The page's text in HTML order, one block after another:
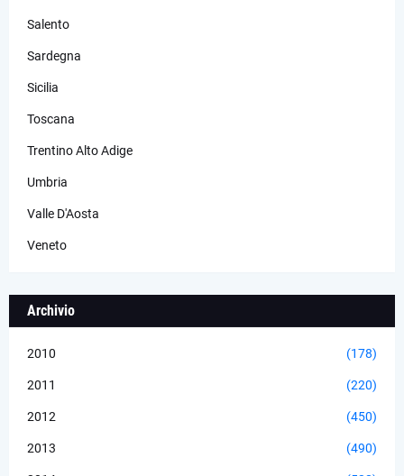
Salento
Sardegna
Sicilia
Toscana
Trentino Alto Adige
Umbria
Valle D'Aosta
Veneto
Archivio
2010 (178)
2011 (220)
2012 (450)
2013 (490)